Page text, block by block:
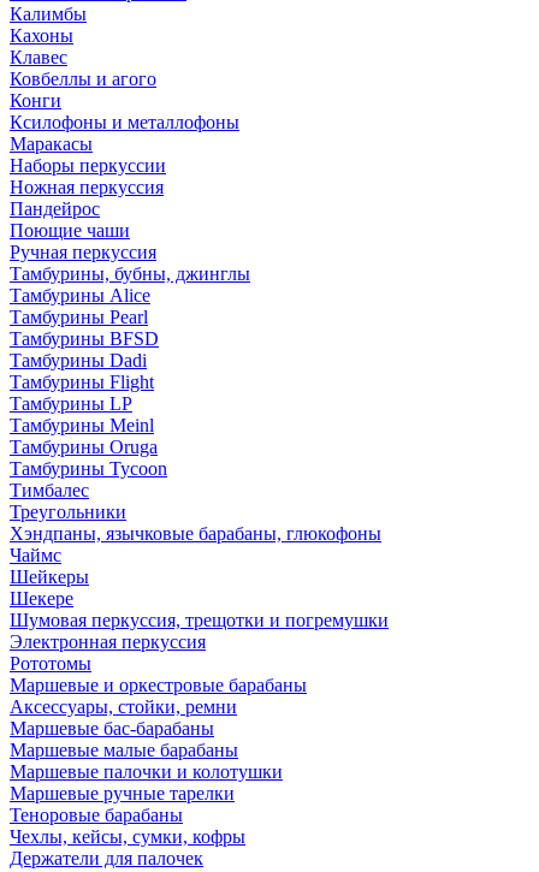
Калимбы
Кахоны
Клавес
Ковбеллы и агого
Конги
Ксилофоны и металлофоны
Маракасы
Наборы перкуссии
Ножная перкуссия
Пандейрос
Поющие чаши
Ручная перкуссия
Тамбурины, бубны, джинглы
Тамбурины Alice
Тамбурины Pearl
Тамбурины BFSD
Тамбурины Dadi
Тамбурины Flight
Тамбурины LP
Тамбурины Meinl
Тамбурины Oruga
Тамбурины Tycoon
Тимбалес
Треугольники
Хэндпаны, язычковые барабаны, глюкофоны
Чаймс
Шейкеры
Шекере
Шумовая перкуссия, трещотки и погремушки
Электронная перкуссия
Рототомы
Маршевые и оркестровые барабаны
Аксессуары, стойки, ремни
Маршевые бас-барабаны
Маршевые малые барабаны
Маршевые палочки и колотушки
Маршевые ручные тарелки
Теноровые барабаны
Чехлы, кейсы, сумки, кофры
Держатели для палочек